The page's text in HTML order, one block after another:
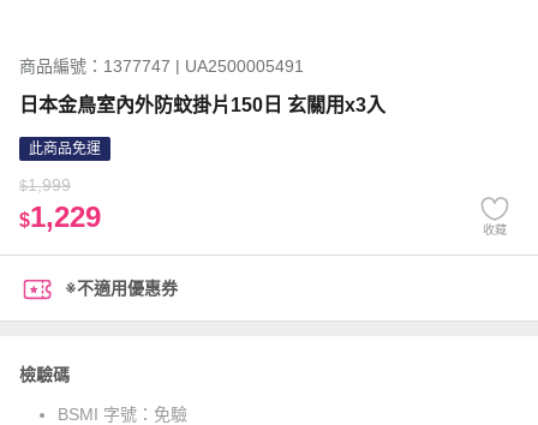
商品編號：1377747 | UA2500005491
日本金鳥室內外防蚊掛片150日 玄關用x3入
此商品免運
$1,999
$1,229 收藏
※不適用優惠券
檢驗碼
BSMI 字號： 免驗